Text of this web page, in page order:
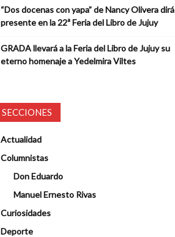
“Dos docenas con yapa” de Nancy Olivera dirá
presente en la 22ª Feria del Libro de Jujuy
GRADA llevará a la Feria del Libro de Jujuy su
eterno homenaje a Yedelmira Viltes
SECCIONES
Actualidad
Columnistas
Don Eduardo
Manuel Ernesto Rivas
Curiosidades
Deporte